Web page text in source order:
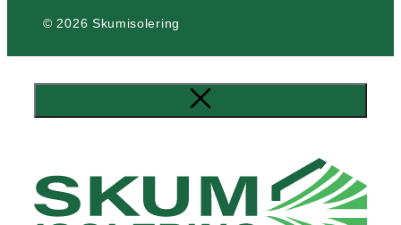
© 2026 Skumisolering